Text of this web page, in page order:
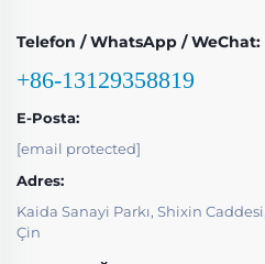
Telefon / WhatsApp / WeChat:
+86-13129358819
E-Posta:
[email protected]
Adres:
Kaida Sanayi Parkı, Shixin
Çin